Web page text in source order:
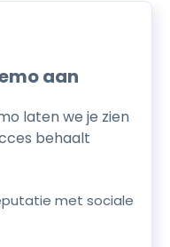
aan
laten we je zien
behaalt
met sociale